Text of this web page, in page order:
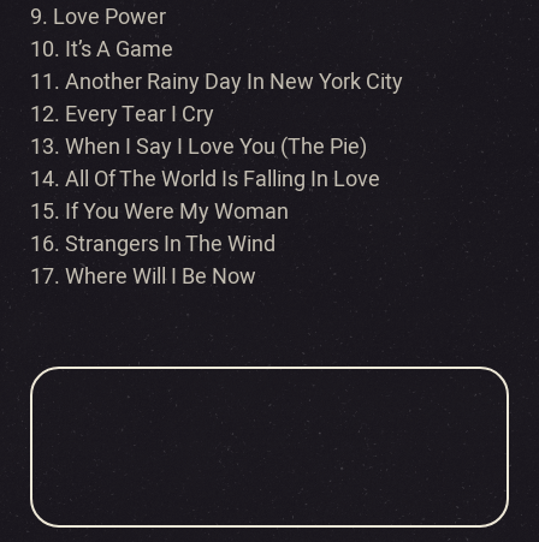
9. Love Power
10. It’s A Game
11. Another Rainy Day In New York City
12. Every Tear I Cry
13. When I Say I Love You (The Pie)
14. All Of The World Is Falling In Love
15. If You Were My Woman
16. Strangers In The Wind
17. Where Will I Be Now